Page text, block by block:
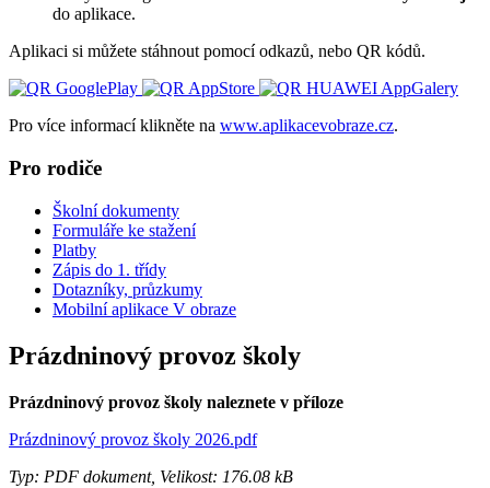
do aplikace.
Aplikaci si můžete stáhnout pomocí odkazů, nebo QR kódů.
Pro více informací klikněte na www.aplikacevobraze.cz.
Pro rodiče
Školní dokumenty
Formuláře ke stažení
Platby
Zápis do 1. třídy
Dotazníky, průzkumy
Mobilní aplikace V obraze
Prázdninový provoz školy
Prázdninový provoz školy naleznete v příloze
Prázdninový provoz školy 2026.pdf
Typ: PDF dokument, Velikost: 176.08 kB